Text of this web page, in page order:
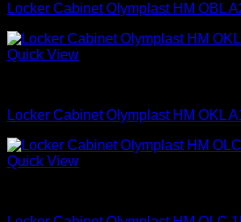
Locker Cabinet Olymplast HM OBL
Quick View
Locker Cabinet Olymplast HM OKL
Quick View